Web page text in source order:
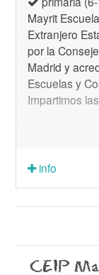
Mayrit
Extranjero
por la
Madrid y
Escuelas y
Impartimos
info
CEIP